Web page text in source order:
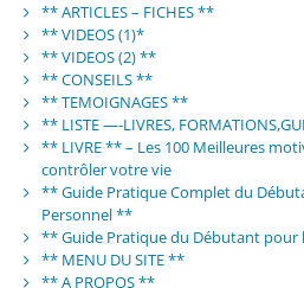
** ARTICLES – FICHES **
** VIDEOS (1)*
** VIDEOS (2) **
** CONSEILS **
** TEMOIGNAGES **
** LISTE —-LIVRES,
** LIVRE ** – Les 100 Meilleures
contrôler votre vie
** Guide Pratique Complet du
Personnel **
** Guide Pratique du Débutant pour
** MENU DU SITE **
** A PROPOS **